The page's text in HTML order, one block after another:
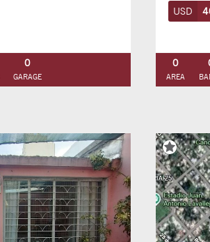
0
GARAGE
USD
0
AREA